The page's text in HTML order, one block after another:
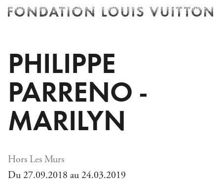
Accueil
PHILIPPE
PARRENO -
MARILYN
Hors Les Murs
Du 27.09.2018 au 24.03.2019
Billetterie